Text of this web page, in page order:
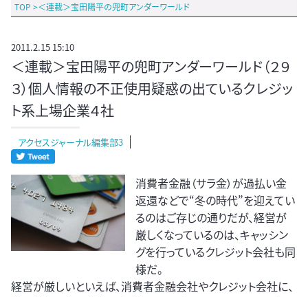
TOP >＜連載＞宝田陽平の兜町アンダーワールド
2011.2.15 15:10
＜連載＞宝田陽平の兜町アンダーワールド（２９
３）個人情報の不正使用疑惑の出ているクレジッ
ト系上場企業４社
アクセスジャーナル編集部3
消費者金融（サラ金）が過払い金
返還などで“冬の時代”を迎えてい
るのはご存じの通りだが、経営が
厳しくなっているのは、キャッシン
グを行っているクレジット会社も同
様だ。
経営が厳しいといえば、消費者金融会社やクレジット会社に、